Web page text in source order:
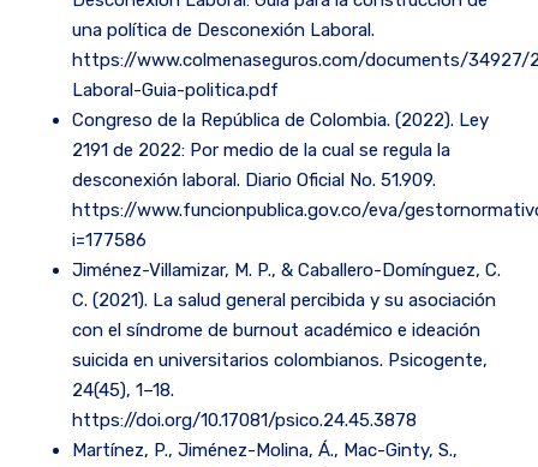
una política de Desconexión Laboral.
https://www.colmenaseguros.com/documents/
Laboral-Guia-politica.pdf
Congreso de la República de Colombia. (2022). Ley
2191 de 2022: Por medio de la cual se regula la
desconexión laboral. Diario Oficial No. 51.909.
https://www.funcionpublica.gov.co/eva/
i=177586
Jiménez-Villamizar, M. P., & Caballero-Domínguez, C.
C. (2021). La salud general percibida y su asociación
con el síndrome de burnout académico e ideación
suicida en universitarios colombianos. Psicogente,
24(45), 1–18.
https://doi.org/10.17081/psico.24.45.3878
Martínez, P., Jiménez-Molina, Á., Mac-Ginty, S.,